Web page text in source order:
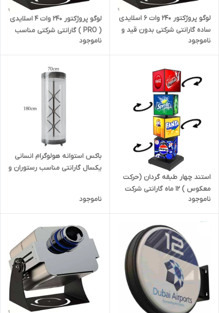
لوگو پروژکتور 240 وات 6 اسلایدی
ساده گارانتی شرکتی بدون قید و
شرط
ناموجود
لوگو پروژکتور 240 وات 4 اسلایدی
( PRO ) گارانتی شرکتی مناسب
برای رستوران و کافی شاپ و مراکز
خرید
ناموجود
استند چهار طبقه گردان (حرکت
معکوس ) 12 ماه گارانتی شرکت
ناموجود
باکس استوانه هولوگرام انسانی
یکسال گارانتی مناسب رستوران و
ناموجود